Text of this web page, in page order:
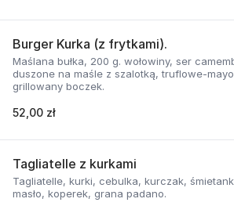
Burger Kurka (z frytkami).
Maślana bułka, 200 g. wołowiny, ser
duszone na maśle z szalotką, truflowe-
grillowany boczek.
52,00 zł
Tagliatelle z kurkami
Tagliatelle, kurki, cebulka, kurczak,
masło, koperek, grana padano.